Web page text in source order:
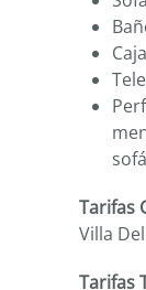
Tarifas
Villa
Tarifas